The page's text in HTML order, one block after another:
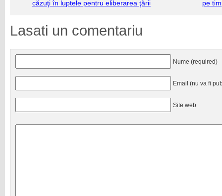
căzuţi în luptele pentru eliberarea ţării
pe
Lasati un comentariu
Nume (required)
Email (nu va fi
Site web